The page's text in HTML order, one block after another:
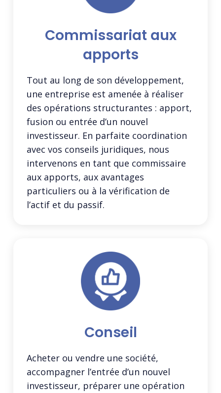
Commissariat aux
apports
Tout au long de son développement,
une entreprise est amenée à réaliser
des opérations structurantes : apport,
fusion ou entrée d’un nouvel
investisseur. En parfaite coordination
avec vos conseils juridiques, nous
intervenons en tant que commissaire
aux apports, aux avantages
particuliers ou à la vérification de
l’actif et du passif.
Conseil
Acheter ou vendre une société,
accompagner l’entrée d’un nouvel
investisseur, préparer une opération